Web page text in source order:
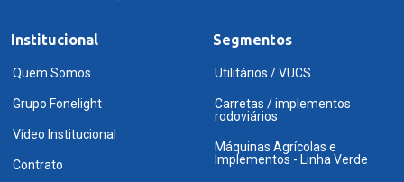
Institucional
Quem Somos
Grupo Fonelight
Vídeo Institucional
Contrato
Segmentos
Utilitários / VUCS
Carretas / implementos
rodoviários
Máquinas Agrícolas e
Implementos - Linha Verde